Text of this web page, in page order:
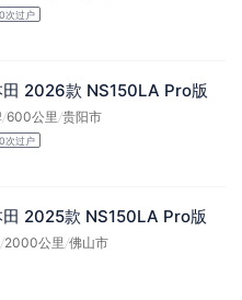
0次过户
田 2026款 NS150LA Pro版
/600公里 /贵阳市
0次过户
田 2025款 NS150LA Pro版
/2000公里 /佛山市